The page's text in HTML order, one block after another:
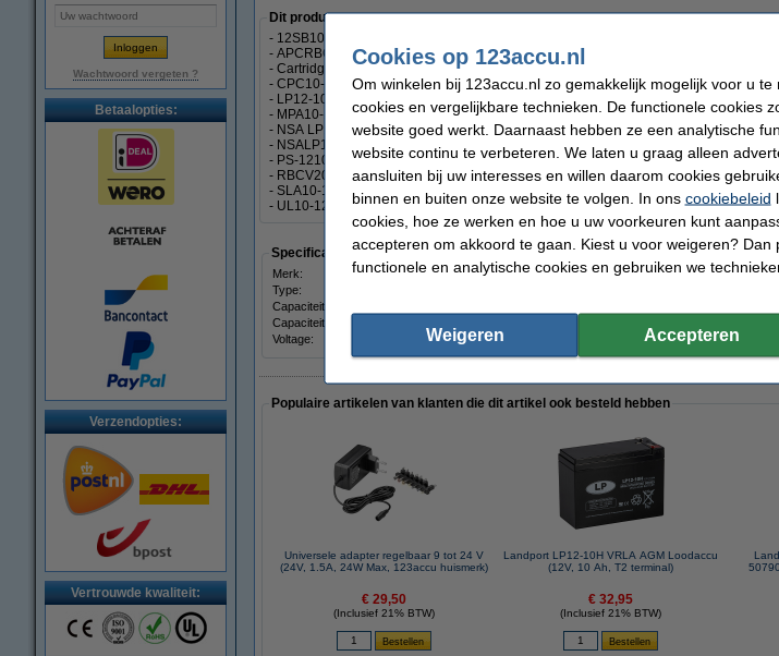
Wachtwoord vergeten ?
Betaalopties:
Verzendopties:
Vertrouwde kwaliteit:
Dit product vervangt partnummers:
- 12SB10C
- APCRBCV207
- Cartridge #207
- CPC10-12
- LP12-10H
- MPA10-12
- NSA LP12-10H T2
- NSALP12-10HT2
- PS-12100H
- RBCV207
- SLA10-12
- UL10-12
Specificaties
Merk: Landport Batterij type:
SLA - AGM
Type:
Capaciteit:
Capaciteit:
Voltage:
Poolschema: T2
Populaire artikelen van klanten die dit artikel ook besteld hebben
Universele adapter regelbaar 9 tot 24 V
(24V, 1.5A, 24W Max, 123accu huismerk)
€ 29,50
(Inclusief 21% BTW)
Landport LP12-10H VRLA AGM Loodaccu
(12V, 10 Ah, T2 terminal)
€ 32,95
(Inclusief 21% BTW)
Cookies op 123accu.nl
Om winkelen bij 123accu.nl zo gemakkelijk mogelijk voor u te
cookies en vergelijkbare technieken. De functionele cookies
website goed werkt. Daarnaast hebben ze een analytische
website continu te verbeteren. We laten u graag alleen
aansluiten bij uw interesses en willen daarom cookies
binnen en buiten onze website te volgen. In ons cookiebeleid
cookies, hoe ze werken en hoe u uw voorkeuren kunt
accepteren om akkoord te gaan. Kiest u voor weigeren? Dan
functionele en analytische cookies en gebruiken we
Weigeren Accepteren